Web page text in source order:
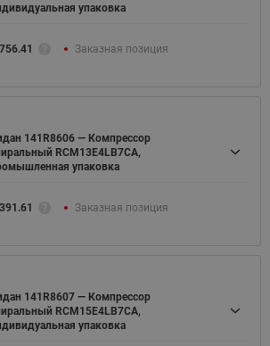
упаковка
Заказная позиция
141R8606 — Компрессор
RCM13E4LB7CA,
упаковка
Заказная позиция
141R8607 — Компрессор
RCM15E4LB7CA,
упаковка